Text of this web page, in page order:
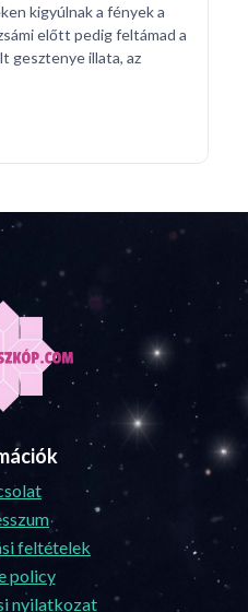
kigyúlnak a fények a
előtt pedig feltámad a
gesztenye illata, az
feltételek
policy
nyilatkozat